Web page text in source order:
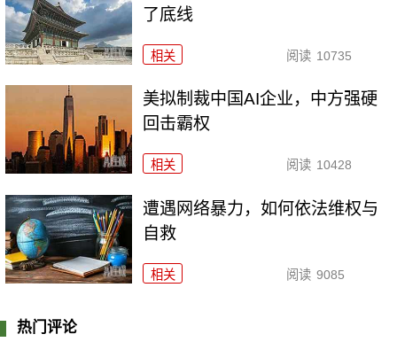
了底线
相关 阅读 10735
美拟制裁中国AI企业，中方强硬
回击霸权
相关 阅读 10428
遭遇网络暴力，如何依法维权与
自救
相关 阅读 9085
热门评论